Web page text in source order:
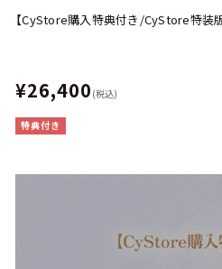
【CyStore購入特典付き/CyStore特装
¥26,400 (税込)
特典付き